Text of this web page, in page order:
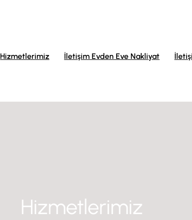
Hizmetlerimiz İletişim Evden Eve Nakliyat
Hizmetlerimiz